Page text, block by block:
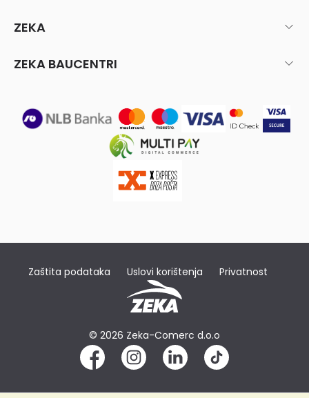
ZEKA
ZEKA BAUCENTRI
Zaštita podataka Uslovi korištenja Privatnost
© 2026 Zeka-Comerc d.o.o